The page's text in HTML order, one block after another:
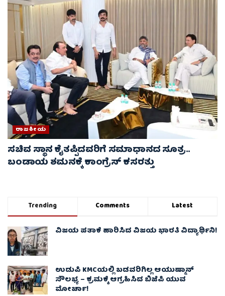
ರಾಜಕೀಯ
ಸಚಿವ ಸ್ಥಾನ ಕೈತಪ್ಪಿದವರಿಗೆ ಸಮಾಧಾನದ ಸೂತ್ರ..
ಬಂಡಾಯ ಶಮನಕ್ಕೆ ಕಾಂಗ್ರೆಸ್ ಕಸರತ್ತು
Trending Comments Latest
ವಿಜಯ ಪತಾಕೆ ಹಾರಿಸಿದ ವಿಜಯ ಭಾರತಿ ವಿದ್ಯಾರ್ಥಿನಿ!
ಉಡುಪಿ KMCಯಲ್ಲಿ ಬಡವರಿಗಿಲ್ಲ ಆಯುಷ್ಮಾನ್
ಸೌಲಭ್ಯ – ಕ್ರಮಕ್ಕೆ ಆಗ್ರಹಿಸಿದ ಬಿಜೆಪಿ ಯುವ
ಮೋರ್ಚಾ!